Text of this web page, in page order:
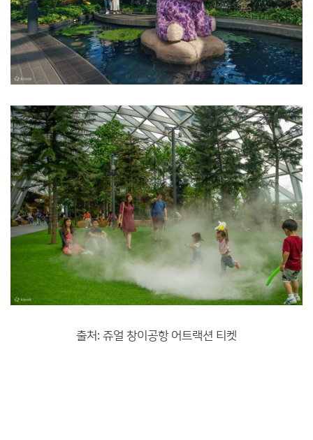
출처: 쥬얼 창이공항 어트랙션 티켓